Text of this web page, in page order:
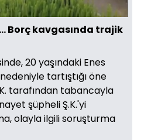
Oynatma
Hızı
Borç kavgasında trajik
20 yaşındaki Enes
tartıştığı öne
tarafından tabancayla
şüpheli Ş.K.'yi
olayla ilgili soruşturma